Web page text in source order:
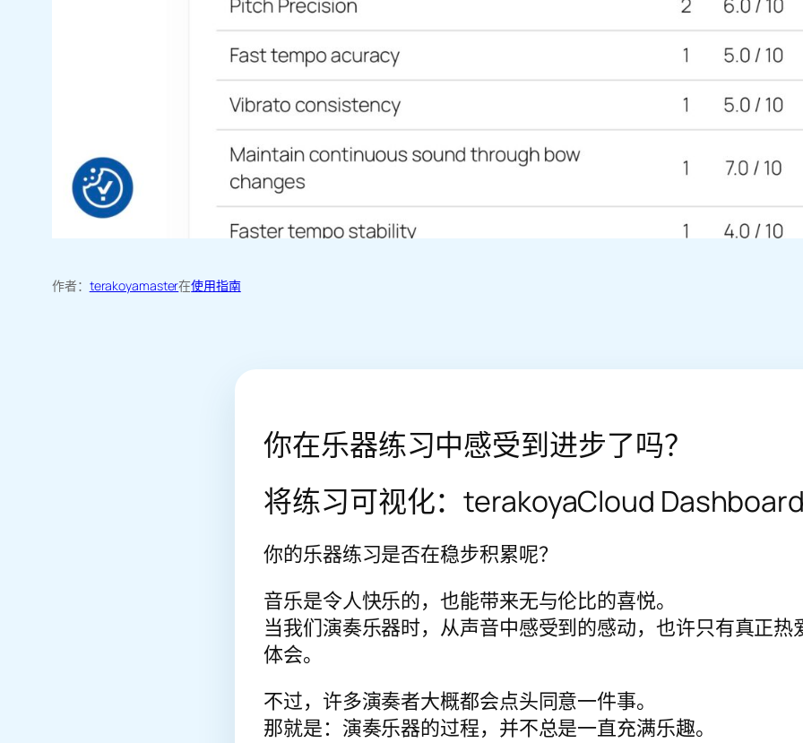
作者： terakoyamaster在使用指南
你在乐器练习中感受到进步了吗？
将练习可视化：terakoyaCloud
你的乐器练习是否在稳步积累呢？
音乐是令人快乐的，也能带来无与伦比的喜悦。
当我们演奏乐器时，从声音中感受到的感动，也许只有真正热
体会。
不过，许多演奏者大概都会点头同意一件事。
那就是：演奏乐器的过程，并不总是一直充满乐趣。